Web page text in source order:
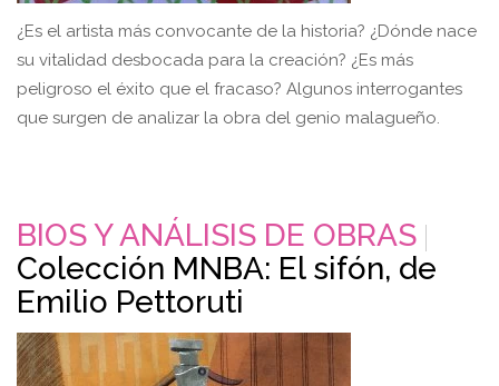
¿Es el artista más convocante de la historia? ¿Dónde nace
su vitalidad desbocada para la creación? ¿Es más
peligroso el éxito que el fracaso? Algunos interrogantes
que surgen de analizar la obra del genio malagueño.
BIOS Y ANÁLISIS DE OBRAS
Colección MNBA: El sifón, de
Emilio Pettoruti